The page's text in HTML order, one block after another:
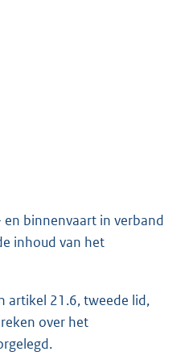
binnenvaart in verband
inhoud van het
artikel 21.6, tweede lid,
over het